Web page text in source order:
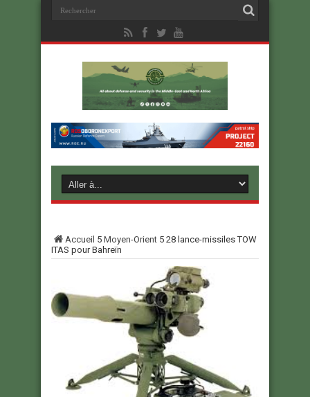
Accueil 5 Moyen-Orient 5 28 lance-missiles TOW
ITAS pour Bahreïn